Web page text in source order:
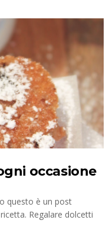
occasione
questo è un post
Regalare dolcetti